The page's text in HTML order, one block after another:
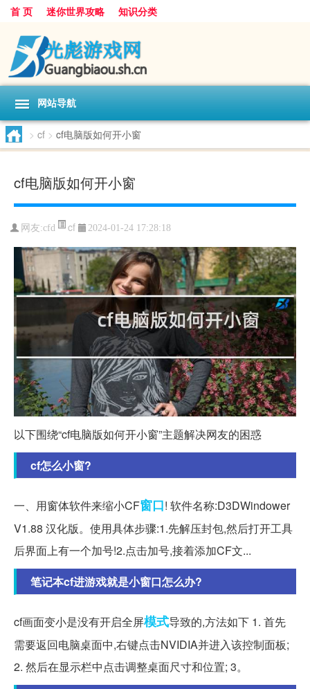
首 页 迷你世界攻略 知识分类
网站导航
> cf > cf电脑版如何开小窗
cf电脑版如何开小窗
网友:cfd cf 2024-01-24 17:28:18
以下围绕“cf电脑版如何开小窗”主题解决网友的困惑
cf怎么小窗?
一、用窗体软件来缩小CF窗口! 软件名称:D3DWindower
V1.88 汉化版。使用具体步骤:1.先解压封包,然后打开工具
后界面上有一个加号!2.点击加号,接着添加CF文...
笔记本cf进游戏就是小窗口怎么办?
cf画面变小是没有开启全屏模式导致的,方法如下 1. 首先
需要返回电脑桌面中,右键点击NVIDIA并进入该控制面板;
2. 然后在显示栏中点击调整桌面尺寸和位置; 3。